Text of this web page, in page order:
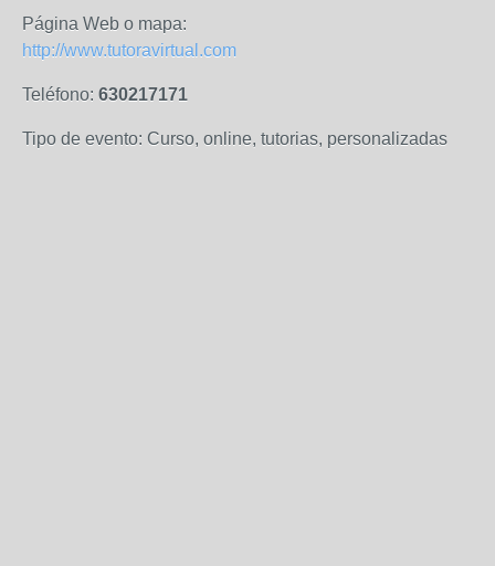
Página Web o mapa:
http://www.tutoravirtual.com
Teléfono: 630217171
Tipo de evento: Curso, online, tutorias, personalizadas